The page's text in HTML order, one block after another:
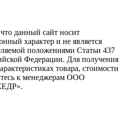
данный сайт носит
характер и не является
положениями Статьи 437
Федерации. Для получения
товара, стоимости
к менеджерам ООО